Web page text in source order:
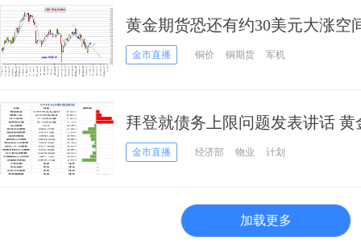
黄金期货恐还有约30美元大涨空
原油和铜最新技术前景分析
金市直播 铜价 铜期货 军机
拜登就债务上限问题发表讲话 黄
小幅反弹！
金市直播 经济部 物业 计划
加载更多